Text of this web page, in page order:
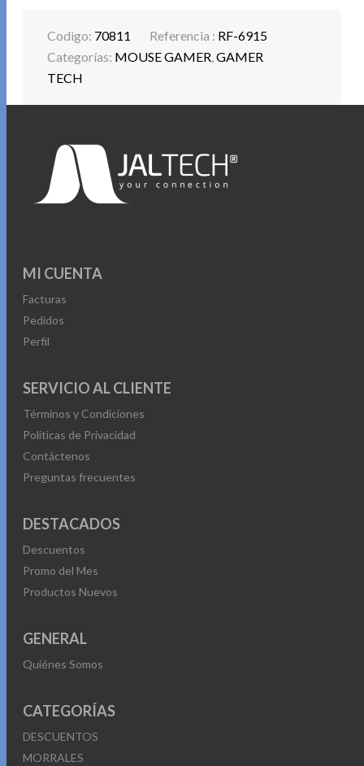
Codigo: 70811 Referencia : RF-6915
Categorías: MOUSE GAMER,GAMER
TECH
MI CUENTA
Facturas
Pedidos
Perfil
SERVICIO AL CLIENTE
Términos y Condiciones
Políticas de Privacidad
Contáctenos
Preguntas frecuentes
DESTACADOS
Descuentos
Promo del Mes
Productos Nuevos
GENERAL
Quiénes Somos
CATEGORÍAS
DESCUENTOS
MORRALES